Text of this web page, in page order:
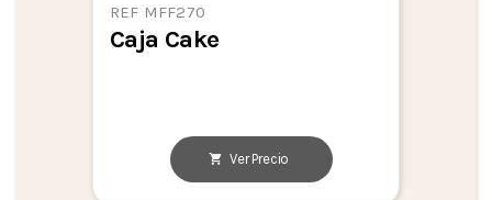
REF MFF270
Caja Cake
Ver Precio